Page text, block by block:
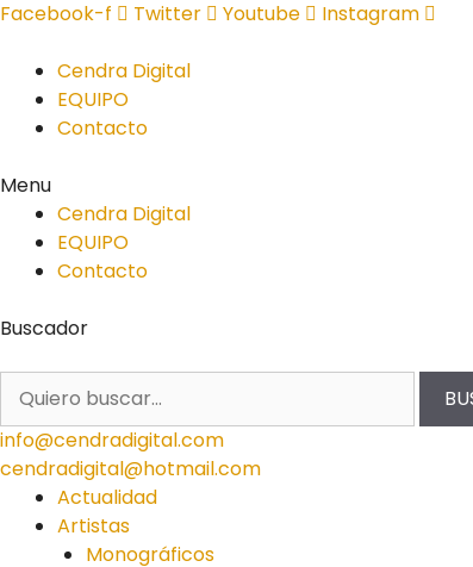
Facebook-f Twitter Youtube Instagram
Cendra Digital
EQUIPO
Contacto
Menu
Cendra Digital
EQUIPO
Contacto
Buscador
info@cendradigital.com
cendradigital@hotmail.com
Actualidad
Artistas
Monográficos